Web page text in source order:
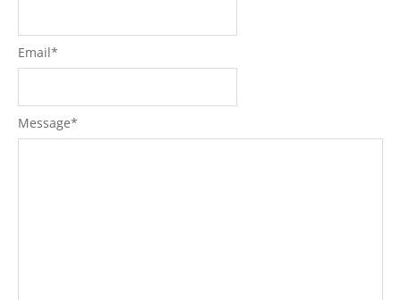
Message*
Email*